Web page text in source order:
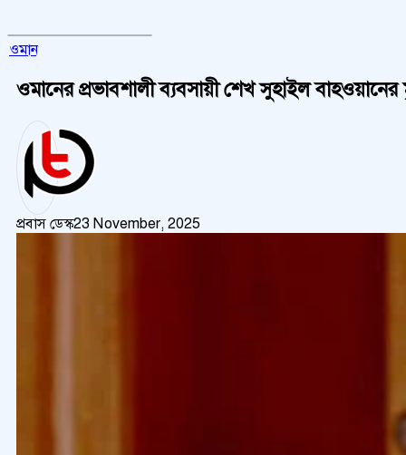
ওমান
ওমানের প্রভাবশালী ব্যবসায়ী শেখ সুহাইল বাহওয়ানের
প্রবাস ডেস্ক23 November, 2025